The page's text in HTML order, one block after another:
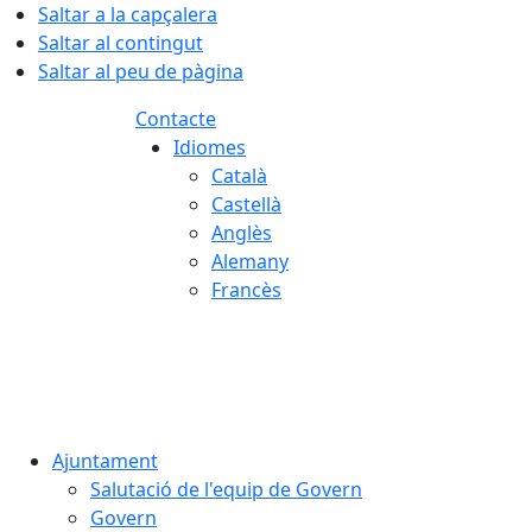
Saltar a la capçalera
Saltar al contingut
Saltar al peu de pàgina
Contacte
Idiomes
Català
Castellà
Anglès
Alemany
Francès
Ajuntament
Salutació de l'equip de Govern
Govern